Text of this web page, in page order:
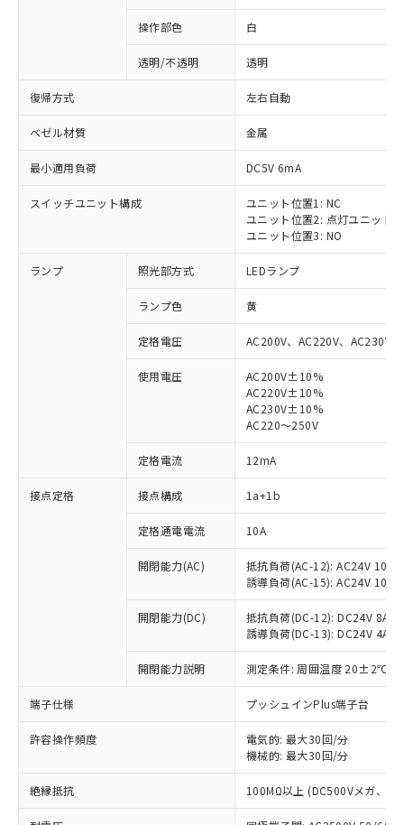
操作部色 白
透明/不透明 透明
復帰方式 左右自動
ベゼル材質 金属
最小適用負荷 DC5V 6mA
スイッチユニット構成
ユニット位置1: NC
ユニット位置2: 点灯ユニット
ユニット位置3: NO
ランプ 照光部方式 LEDランプ
ランプ色 黄
定格電圧 AC200V、AC220V、AC230V
使用電圧
AC200V±10%
AC220V±10%
AC230V±10%
AC220～250V
定格電流 12mA
接点定格 接点構成 1a+1b
定格通電電流 10A
開閉能力(AC)
抵抗負荷(AC-12): AC24V 10A/
誘導負荷(AC-15): AC24V
開閉能力(DC)
抵抗負荷(DC-12): DC24V 8A/
誘導負荷(DC-13): DC24V 4A/
開閉能力説明 測定条件: 周囲温度 20±2℃、
端子仕様 プッシュインPlus端子台
許容操作頻度
電気的: 最大30回/分
機械的: 最大30回/分
絶縁抵抗 100MΩ以上 (DC500Vメガ、点
ご利用条件
以下の条件をお読みいただき、同意のうえ
ご利用ください。
本サービスは、当社制御機器事業取扱
商品の当社在庫状況および標準価格
(税抜)を提供させていただくもので
当社制御機器事業取扱商品の中には、
本サービスの対象外となる商品もある
※1 対応状況
対応済み：EU RoHS指令（10物質）の
非含有に対応した製品が提供可能な商品で
対応予定：EU RoHS指令（10物質）の非含
有に対応した製品に切り替える予定のある
対応予定なし：EU RoHS指令（10物質）の
非含有に非対応の商品で、対応品を出す予
調査・確認中：EU RoHS指令（10物質）の
非含有の対応状況を調査中または確認中の
商品です。
非該当品：ライセンス料など無形物で、有
害物質有無と関係のない商品です。
仕入先様の事情により、非含有部品として
いたものが、含有品と判明した場合などや
「○」：最大均質材料含有率が中国RoHSの
基準値以下であることを示します。
「×」：最大均質材料含有率が中国RoHSの
基準値を超えていることを示します。
当社は、これら貴社製品のうち、外国